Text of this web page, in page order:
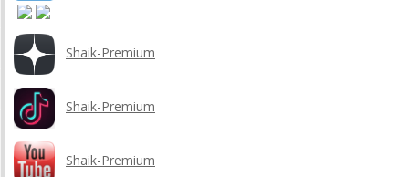
Shaik-Premium
Shaik-Premium
Shaik-Premium